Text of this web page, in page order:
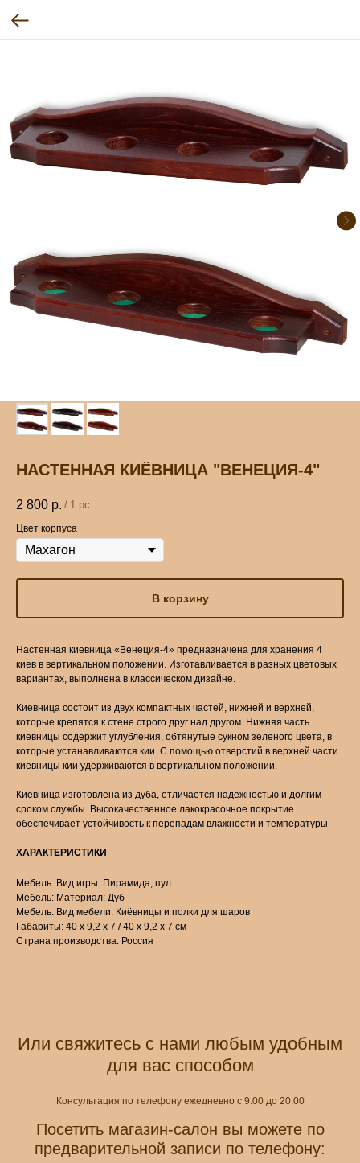
НАСТЕННАЯ КИЁВНИЦА "ВЕНЕЦИЯ-4"
2 800 р. / 1 pc
Цвет корпуса
В корзину
Настенная киевница «Венеция-4» предназначена для хранения 4
киев в вертикальном положении. Изготавливается в разных цветовых
вариантах, выполнена в классическом дизайне.
Киевница состоит из двух компактных частей, нижней и верхней,
которые крепятся к стене строго друг над другом. Нижняя часть
киевницы содержит углубления, обтянутые сукном зеленого цвета, в
которые устанавливаются кии. С помощью отверстий в верхней части
киевницы кии удерживаются в вертикальном положении.
Киевница изготовлена из дуба, отличается надежностью и долгим
сроком службы. Высокачественное лакокрасочное покрытие
обеспечивает устойчивость к перепадам влажности и температуры
ХАРАКТЕРИСТИКИ
Мебель: Вид игры: Пирамида, пул
Мебель: Материал: Дуб
Мебель: Вид мебели: Киёвницы и полки для шаров
Габариты: 40 х 9,2 х 7 / 40 х 9,2 х 7 см
Страна производства: Россия
Или свяжитесь с нами любым удобным
для вас способом
Консультация по телефону ежедневно с 9:00 до 20:00
Посетить магазин-салон вы можете по
предварительной записи по телефону: